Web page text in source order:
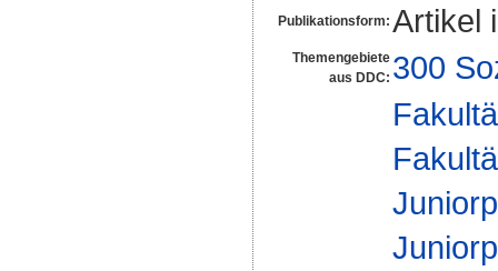
Publikationsform: Artikel
Themengebiete
aus DDC: 300